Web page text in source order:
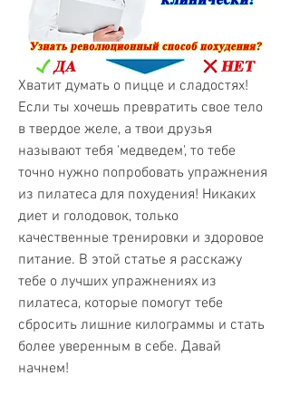
Хватит думать о пицце и сладостях!
Если ты хочешь превратить свое тело
в твердое желе, а твои друзья
называют тебя 'медведем', то тебе
точно нужно попробовать упражнения
из пилатеса для похудения! Никаких
диет и голодовок, только
качественные тренировки и здоровое
питание. В этой статье я расскажу
тебе о лучших упражнениях из
пилатеса, которые помогут тебе
сбросить лишние килограммы и стать
более уверенным в себе. Давай
начнем!